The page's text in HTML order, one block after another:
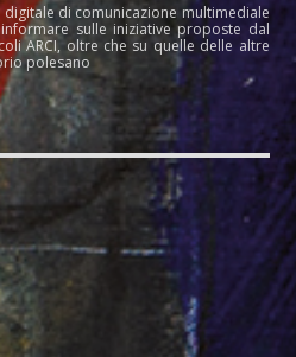
di comunicazione multimediale
sulle iniziative proposte dal
ARCI, oltre che su quelle delle altre
polesano